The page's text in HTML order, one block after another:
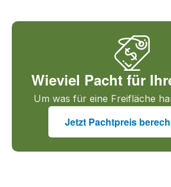
Wieviel Pacht für
Um was für eine Freifläche
Jetzt Pachtpreis